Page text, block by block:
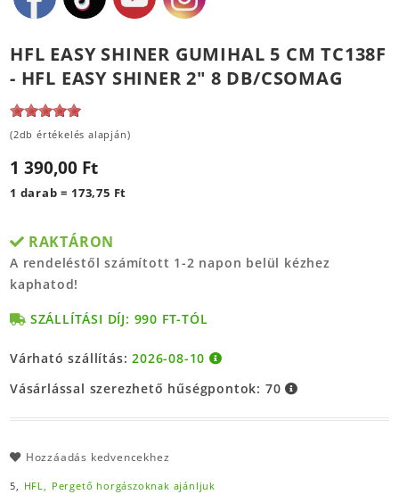
HFL EASY SHINER GUMIHAL 5 CM TC138F
- HFL EASY SHINER 2" 8 DB/CSOMAG
(2db értékelés alapján)
1 390,00 Ft
1 darab = 173,75 Ft
RAKTÁRON
A rendeléstől számított 1-2 napon belül kézhez
kaphatod!
SZÁLLÍTÁSI DÍJ: 990 FT-TÓL
Várható szállítás:2026-08-10
Vásárlással szerezhető hűségpontok: 70
Hozzáadás kedvencekhez
5, HFL, Pergető horgászoknak ajánljuk